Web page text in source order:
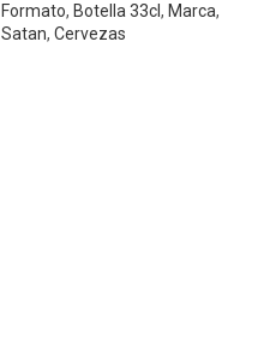
Formato, Botella 33cl, Marca,
Satan, Cervezas